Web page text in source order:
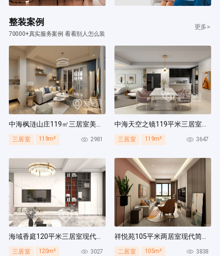
整装案例
70000+真实服务案例 看看别人怎么装
更多>
中海枫涟山庄119㎡三居室美式风装修案例
三居室 119m² 2981
中海天空之镜119平米三居室北欧风装修案例
三居室 119m² 3647
海域香庭120平米三居室现代简约风装修案例
三居室 120m² 3027
祥悦苑105平米两居室现代简约风装修案例
二居室 105m² 3838